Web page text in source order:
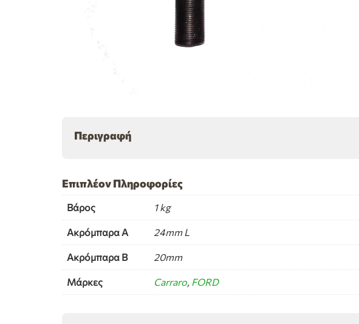
Περιγραφή
Επιπλέον Πληροφορίες
Βάρος 1 kg
Ακρόμπαρα Α 24mm L
Ακρόμπαρα Β 20mm
Μάρκες Carraro, FORD